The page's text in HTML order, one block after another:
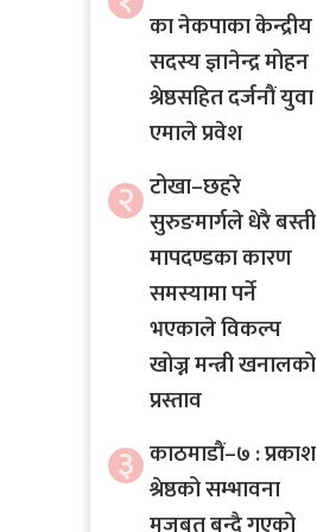
का नेकपाका केन्द्रीय
सदस्य ज्ञानेन्द्र मोहन
श्रेष्ठसहित दर्जनौं युवा
एमाले प्रवेश
२ टोखा–छहरे
सुरुङमार्गले धेरै बस्ती
मापदण्डका कारण
समस्यामा पर्ने
भएकाले विकल्प
खोज्न मन्त्री खनालको
प्रस्ताव
३ काठमाडौं–७ : प्रकाश
श्रेष्ठको सम्भावना